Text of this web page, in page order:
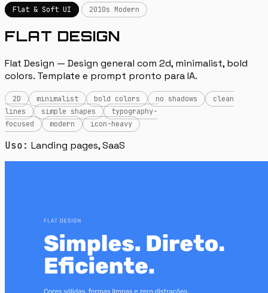
Flat & Soft UI
2010s Modern
FLAT DESIGN
Flat Design — Design general com 2d, minimalist, bold
colors. Template e prompt pronto para IA.
2D minimalist bold colors no shadows
clean
lines
simple shapes
typography-
focused
modern icon-heavy
Uso: Landing pages, SaaS